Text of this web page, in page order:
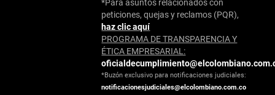
*Para asuntos relacionados con
peticiones, quejas y reclamos (PQR),
haz clic aquí
PROGRAMA DE TRANSPARENCIA Y
ÉTICA EMPRESARIAL:
*Buzón exclusivo para notificaciones judiciales:
notificacionesjudiciales@elcolombiano.com.co